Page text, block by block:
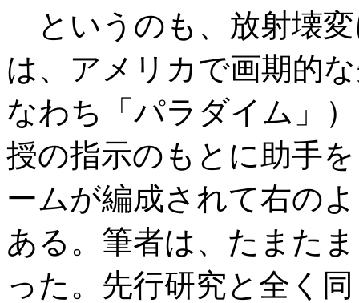
というのも、放射壊
は、アメリカで画期的
なわち「パラダイム」
授の指示のもとに助手
ームが編成されて右の
ある。筆者は、たまた
った。先行研究と全く